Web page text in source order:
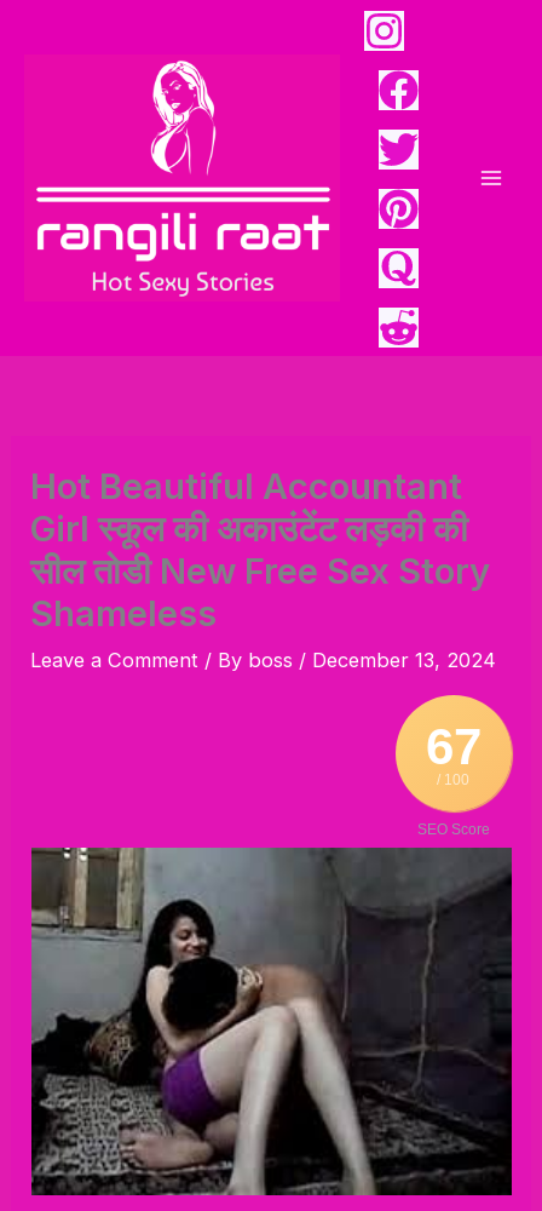
Hot Beautiful Accountant
Girl स्कूल की अकाउंटेंट लड़की की
सील तोडी New Free Sex Story
Shameless
Leave a Comment / By boss / December 13, 2024
67
/ 100
SEO Score